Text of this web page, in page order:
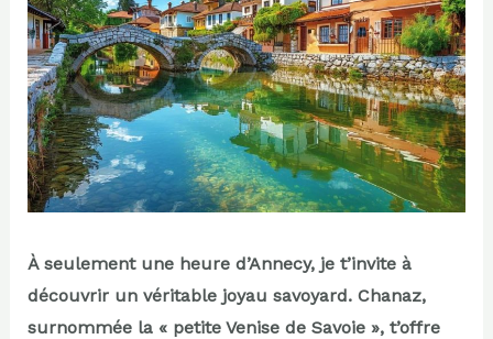
À seulement une heure d’Annecy, je t’invite à
découvrir un véritable joyau savoyard. Chanaz,
surnommée la « petite Venise de Savoie », t’offre